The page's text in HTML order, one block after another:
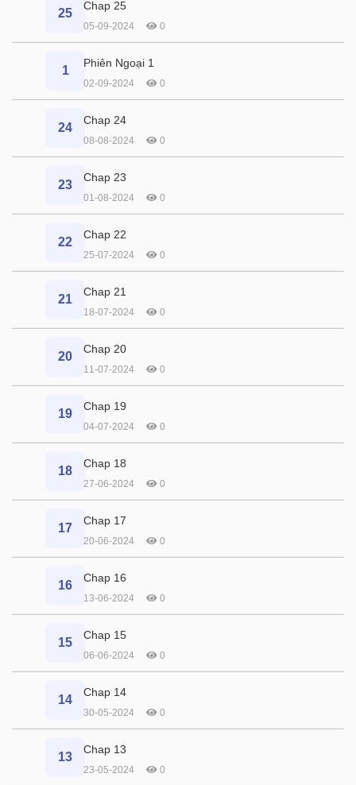
25
Chap 25
05-09-2024 0
1
Phiên Ngoại 1
02-09-2024 0
24
Chap 24
08-08-2024 0
23
Chap 23
01-08-2024 0
22
Chap 22
25-07-2024 0
21
Chap 21
18-07-2024 0
20
Chap 20
11-07-2024 0
19
Chap 19
04-07-2024 0
18
Chap 18
27-06-2024 0
17
Chap 17
20-06-2024 0
16
Chap 16
13-06-2024 0
15
Chap 15
06-06-2024 0
14
Chap 14
30-05-2024 0
13
Chap 13
23-05-2024 0